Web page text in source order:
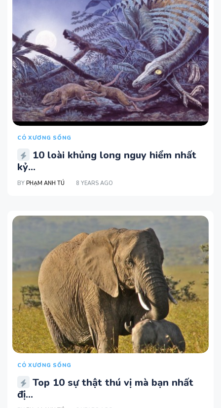
CÓ XƯƠNG SỐNG
10 loài khủng long nguy hiểm nhất
kỷ...
BY PHẠM ANH TÚ 8 YEARS AGO
CÓ XƯƠNG SỐNG
Top 10 sự thật thú vị mà bạn nhất
đị...